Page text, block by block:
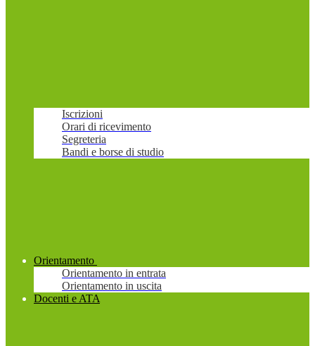
Iscrizioni
Orari di ricevimento
Segreteria
Bandi e borse di studio
Orientamento
Orientamento in entrata
Orientamento in uscita
Docenti e ATA